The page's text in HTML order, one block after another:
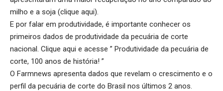
milho e a soja (clique aqui).
E por falar em produtividade, é importante conhecer os
primeiros dados de produtividade da pecuária de corte
nacional. Clique aqui e acesse ” Produtividade da pecuária de
corte, 100 anos de história! ”
O Farmnews apresenta dados que revelam o crescimento e o
perfil da pecuária de corte do Brasil nos últimos 2 anos.